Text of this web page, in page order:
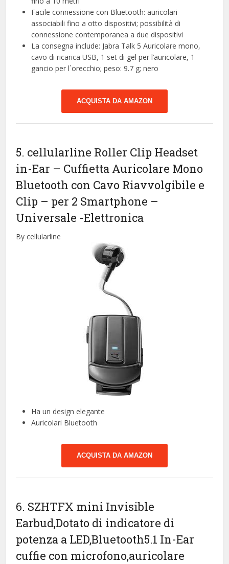
Facile connessione con Bluetooth: auricolari
associabili fino a otto dispositivi; possibilità di
connessione contemporanea a due dispositivi
La consegna include: Jabra Talk 5 Auricolare mono,
cavo di ricarica USB, 1 set di gel per l’auricolare, 1
gancio per l`orecchio; peso: 9.7 g; nero
ACQUISTA DA AMAZON
5. cellularline Roller Clip Headset
in-Ear – Cuffietta Auricolare Mono
Bluetooth con Cavo Riavvolgibile e
Clip – per 2 Smartphone –
Universale -Elettronica
By cellularline
Ha un design elegante
Auricolari Bluetooth
ACQUISTA DA AMAZON
6. SZHTFX mini Invisible
Earbud,Dotato di indicatore di
potenza a LED,Bluetooth5.1 In-Ear
cuffie con microfono,auricolare